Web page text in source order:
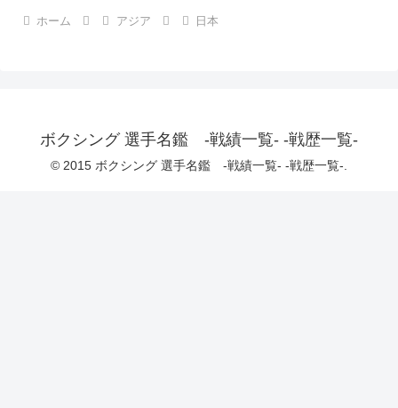
ホーム アジア 日本
ボクシング 選手名鑑 -戦績一覧- -戦歴一覧-
© 2015 ボクシング 選手名鑑 -戦績一覧- -戦歴一覧-.